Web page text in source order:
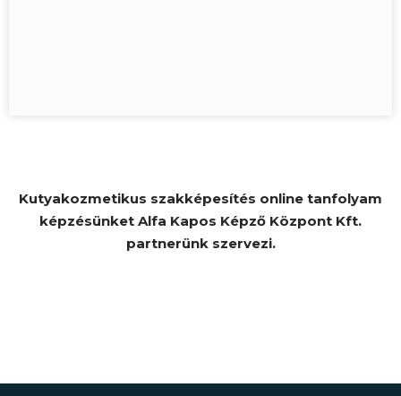
Kutyakozmetikus szakképesítés online tanfolyam
képzésünket Alfa Kapos Képző Központ Kft.
partnerünk szervezi.